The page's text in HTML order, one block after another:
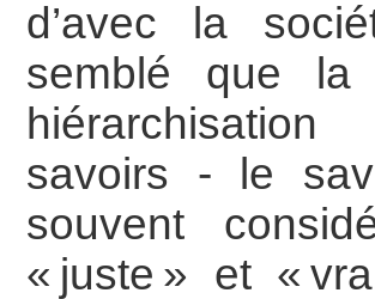
d’avec la
semblé que la
savoirs - le
souvent
« juste » et «